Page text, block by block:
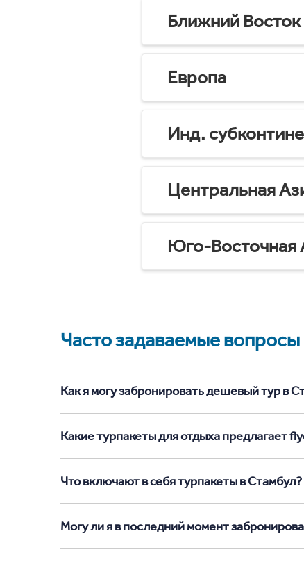
Ближний Восток
Европа
Инд.
Центральная
Юго-Восточная
Часто задаваемые вопросы
Как я могу забронировать дешевый тур в
Какие турпакеты для отдыха предлагает
Что включают в себя турпакеты в Стамбул?
Могу ли я в последний момент